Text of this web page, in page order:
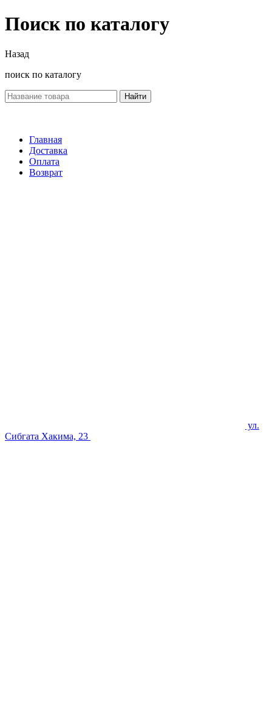
Поиск по каталогу
Назад
поиск по каталогу
Найти
Главная
Доставка
Оплата
Возврат
ул.
Сибгата Хакима, 23